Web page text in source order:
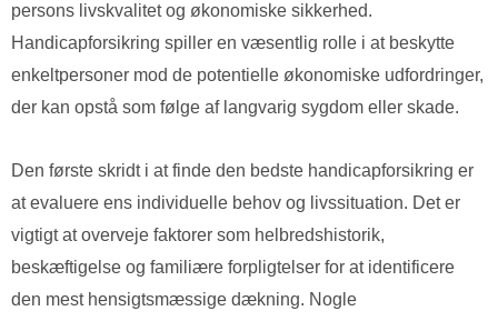
persons livskvalitet og økonomiske sikkerhed.
Handicapforsikring spiller en væsentlig rolle i at beskytte
enkeltpersoner mod de potentielle økonomiske udfordringer,
der kan opstå som følge af langvarig sygdom eller skade.
Den første skridt i at finde den bedste handicapforsikring er
at evaluere ens individuelle behov og livssituation. Det er
vigtigt at overveje faktorer som helbredshistorik,
beskæftigelse og familiære forpligtelser for at identificere
den mest hensigtsmæssige dækning. Nogle